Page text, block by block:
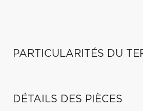
PARTICULARITÉS DU
DÉTAILS DES PIÈCES